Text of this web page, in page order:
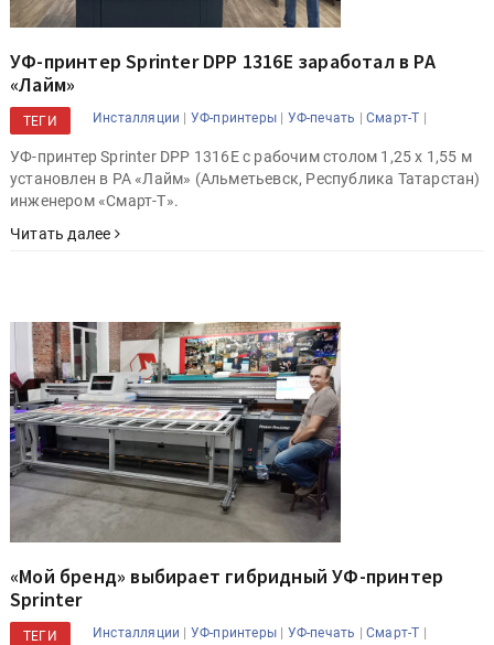
УФ-принтер Sprinter DPP 1316E заработал в РА
«Лайм»
ТЕГИ Инсталляции | УФ-принтеры | УФ-печать |Смарт-Т |
УФ-принтер Sprinter DPP 1316E с рабочим столом 1,25 х 1,55 м
установлен в РА «Лайм» (Альметьевск, Республика Татарстан)
инженером «Смарт-Т».
Читать далее
«Мой бренд» выбирает гибридный УФ-принтер
Sprinter
ТЕГИ Инсталляции | УФ-принтеры | УФ-печать |Смарт-Т |